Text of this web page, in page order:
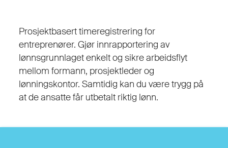
Prosjektbasert timeregistrering for
entreprenører. Gjør innrapportering av
lønnsgrunnlaget enkelt og sikre arbeidsflyt
mellom formann, prosjektleder og
lønningskontor. Samtidig kan du være trygg på
at de ansatte får utbetalt riktig lønn.